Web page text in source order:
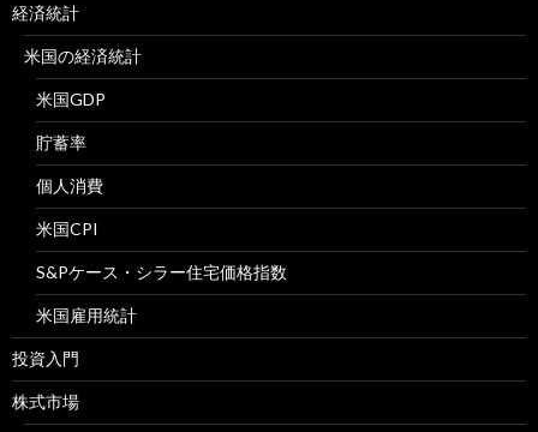
経済統計
米国の経済統計
米国GDP
貯蓄率
個人消費
米国CPI
S&Pケース・シラー住宅価格指数
米国雇用統計
投資入門
株式市場